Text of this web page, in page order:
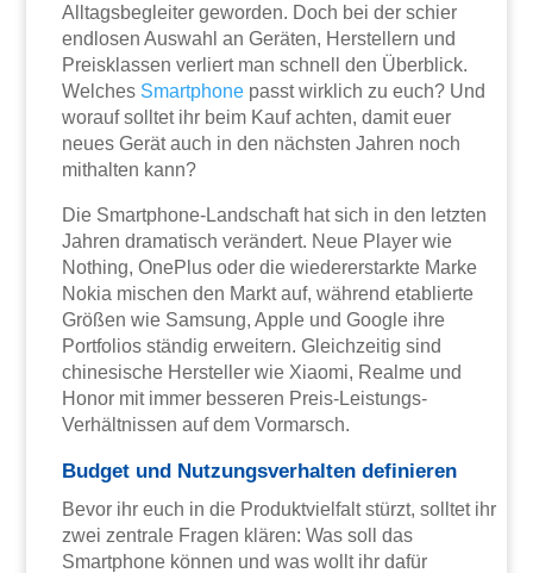
Alltagsbegleiter geworden. Doch bei der schier
endlosen Auswahl an Geräten, Herstellern und
Preisklassen verliert man schnell den Überblick.
Welches Smartphone passt wirklich zu euch? Und
worauf solltet ihr beim Kauf achten, damit euer
neues Gerät auch in den nächsten Jahren noch
mithalten kann?
Die Smartphone-Landschaft hat sich in den letzten
Jahren dramatisch verändert. Neue Player wie
Nothing, OnePlus oder die wiedererstarkte Marke
Nokia mischen den Markt auf, während etablierte
Größen wie Samsung, Apple und Google ihre
Portfolios ständig erweitern. Gleichzeitig sind
chinesische Hersteller wie Xiaomi, Realme und
Honor mit immer besseren Preis-Leistungs-
Verhältnissen auf dem Vormarsch.
Budget und Nutzungsverhalten definieren
Bevor ihr euch in die Produktvielfalt stürzt, solltet ihr
zwei zentrale Fragen klären: Was soll das
Smartphone können und was wollt ihr dafür